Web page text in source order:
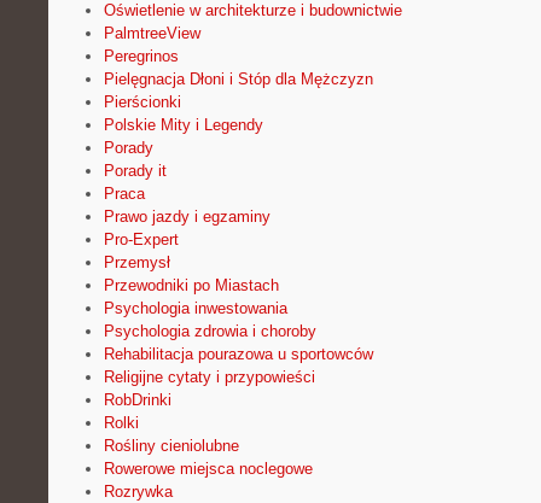
Oświetlenie w architekturze i budownictwie
PalmtreeView
Peregrinos
Pielęgnacja Dłoni i Stóp dla Mężczyzn
Pierścionki
Polskie Mity i Legendy
Porady
Porady it
Praca
Prawo jazdy i egzaminy
Pro-Expert
Przemysł
Przewodniki po Miastach
Psychologia inwestowania
Psychologia zdrowia i choroby
Rehabilitacja pourazowa u sportowców
Religijne cytaty i przypowieści
RobDrinki
Rolki
Rośliny cieniolubne
Rowerowe miejsca noclegowe
Rozrywka